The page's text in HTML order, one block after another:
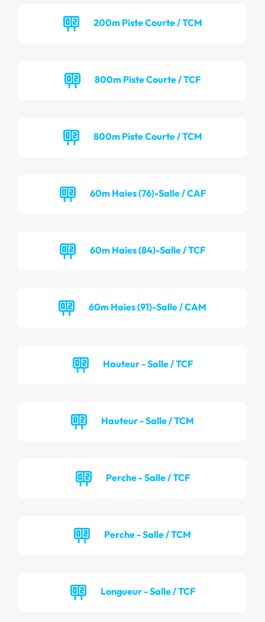
200m Piste Courte / TCM
800m Piste Courte / TCF
800m Piste Courte / TCM
60m Haies (76)-Salle / CAF
60m Haies (84)-Salle / TCF
60m Haies (91)-Salle / CAM
Hauteur - Salle / TCF
Hauteur - Salle / TCM
Perche - Salle / TCF
Perche - Salle / TCM
Longueur - Salle / TCF